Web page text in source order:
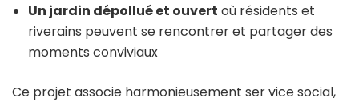
Un jardin dépollué et ouvert où résidents et
riverains peuvent se rencontrer et partager des
moments conviviaux
Ce projet associe harmonieusement ser vice social,